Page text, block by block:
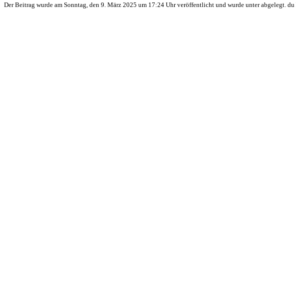
Der Beitrag wurde am Sonntag, den 9. März 2025 um 17:24 Uhr veröffentlicht und wurde unter abgelegt.